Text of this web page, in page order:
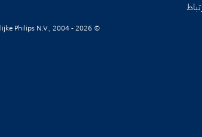
© Koninklijke Philips N.V., 2004 - 2026. كل الحقوق محفوظة.